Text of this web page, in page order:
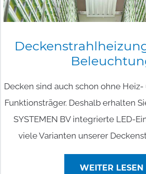
Decken sind auch schon ohne
Funktionsträger. Deshalb erhalten
SYSTEMEN BV integrierte LED-
viele Varianten unserer
WEITER LESEN